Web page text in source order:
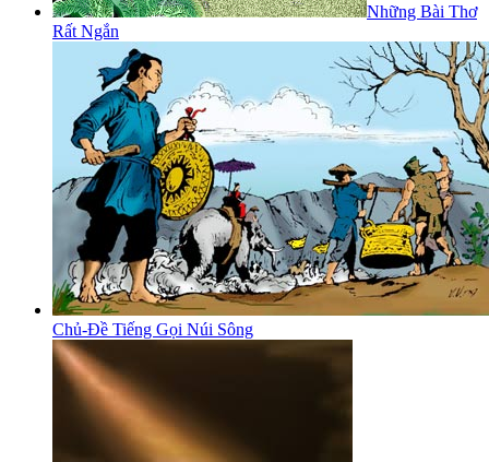
Những Bài Thơ
Rất Ngắn
Chủ-Đề Tiếng Gọi Núi Sông